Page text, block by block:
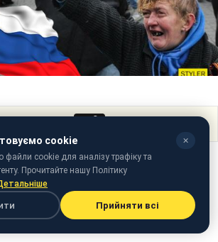
cookie ✕
файли cookie для аналізу трафіку та
Прочитайте нашу Політику
Прийняти всі